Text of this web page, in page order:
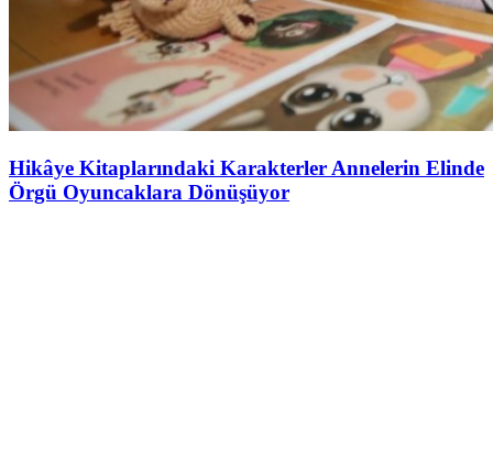
Hikâye Kitaplarındaki Karakterler Annelerin Elinde
Örgü Oyuncaklara Dönüşüyor